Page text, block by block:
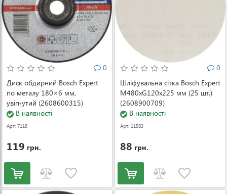
0
Диск обдирний Bosch Expert
по металу 180×6 мм,
увігнутий (2608600315)
В наявності
Арт: 7118
119 грн.
0
Шліфувальна сітка Bosch Expert
M480xG120x225 мм (25 шт.)
(2608900709)
В наявності
Арт: 11583
88 грн.